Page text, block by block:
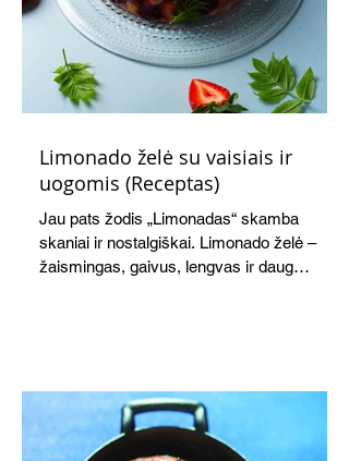
Limonado želė su vaisiais ir
uogomis (Receptas)
Jau pats žodis „Limonadas“ skamba
skaniai ir nostalgiškai. Limonado želė –
žaismingas, gaivus, lengvas ir daug